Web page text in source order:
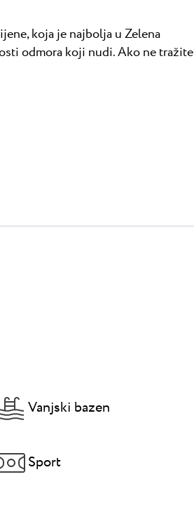
koja je najbolja u Zelena
odmora koji nudi. Ako ne tražite
Vanjski bazen
Sport